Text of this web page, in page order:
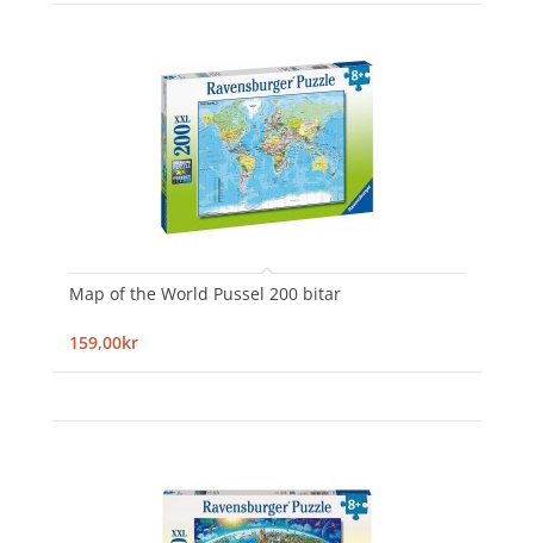
Map of the World Pussel 200 bitar
159,00kr